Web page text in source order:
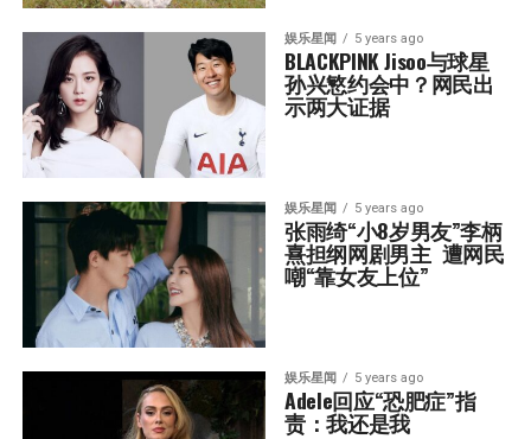
娱乐星闻 5 years ago
BLACKPINK Jisoo与球星
孙兴慜约会中？网民出
示两大证据
娱乐星闻 5 years ago
张雨绮“小8岁男友”李柄
熹担纲网剧男主  遭网民
嘲“靠女友上位”
娱乐星闻 5 years ago
Adele回应“恐肥症”指
责：我还是我